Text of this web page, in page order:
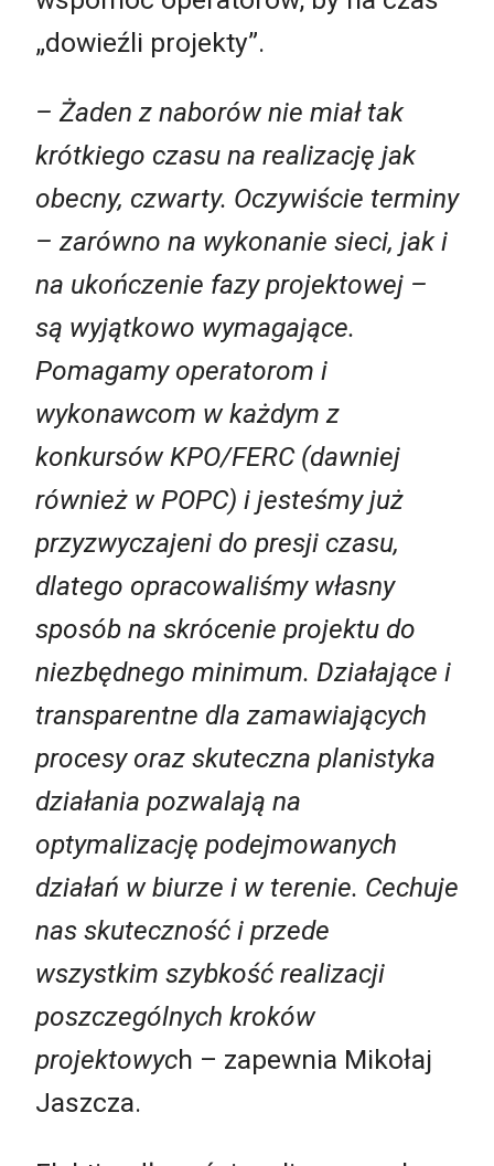
„dowieźli projekty”.
– Żaden z naborów nie miał tak
krótkiego czasu na realizację jak
obecny, czwarty. Oczywiście terminy
– zarówno na wykonanie sieci, jak i
na ukończenie fazy projektowej –
są wyjątkowo wymagające.
Pomagamy operatorom i
wykonawcom w każdym z
konkursów KPO/FERC (dawniej
również w POPC) i jesteśmy już
przyzwyczajeni do presji czasu,
dlatego opracowaliśmy własny
sposób na skrócenie projektu do
niezbędnego minimum. Działające i
transparentne dla zamawiających
procesy oraz skuteczna planistyka
działania pozwalają na
optymalizację podejmowanych
działań w biurze i w terenie. Cechuje
nas skuteczność i przede
wszystkim szybkość realizacji
poszczególnych kroków
projektowych – zapewnia Mikołaj
Jaszcza.